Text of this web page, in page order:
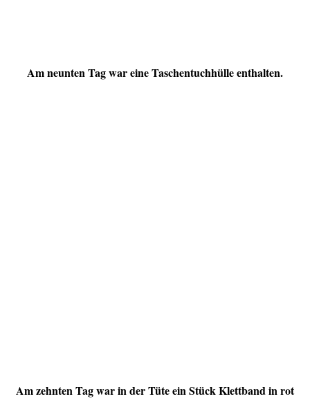
Am neunten Tag war eine Taschentuchhülle enthalten.
Am zehnten Tag war in der Tüte ein Stück Klettband in rot